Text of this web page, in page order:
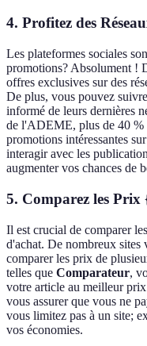
4. Profitez des
Les plateformes sociales
promotions? Absolument !
offres exclusives sur des
De plus, vous pouvez
informé de leurs dernières
de l'ADEME, plus de 40 %
promotions intéressantes
interagir avec les
augmenter vos chances de
5. Comparez les
Il est crucial de comparer
d'achat. De nombreux sites
comparer les prix de
telles que Comparateur,
votre article au meilleur
vous assurer que vous ne
vous limitez pas à un site;
vos économies.